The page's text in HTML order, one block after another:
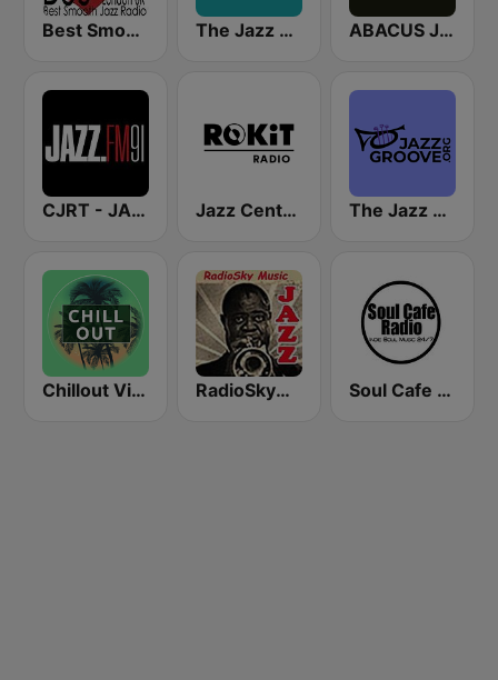
Best Smooth Jazz The Jazz Groove Mix #2 ABACUS JAZZ
CJRT - JAZZ.FM91 Jazz Central - ROKiT Radio Network The Jazz Groove (Mix #1)
Chillout Vibes RadioSkyMusic Jazz Soul Cafe Radio